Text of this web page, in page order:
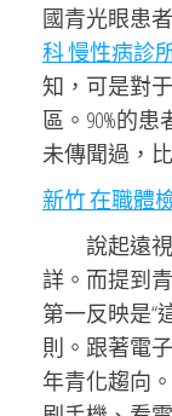
國青光眼患
科 慢性病診
知，可是對
區。90%的
未傳聞過，
新竹 在職體
說起遠
詳。而提到
第一反映是“
則。跟著電
年青化趨向